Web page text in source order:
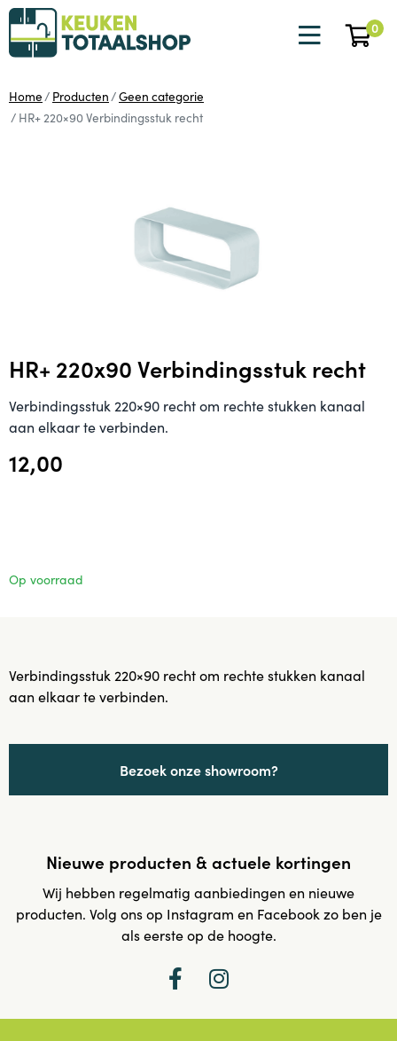
0
Home Producten
Geen categorie
HR+ 220×90 Verbindingsstuk recht
HR+ 220x90 Verbindingsstuk recht
Verbindingsstuk 220×90 recht om rechte stukken kanaal
aan elkaar te verbinden.
12,00
Op voorraad
Verbindingsstuk 220×90 recht om rechte stukken kanaal
aan elkaar te verbinden.
Bezoek onze showroom?
Nieuwe producten & actuele kortingen
Wij hebben regelmatig aanbiedingen en nieuwe
producten. Volg ons op Instagram en Facebook zo ben je
als eerste op de hoogte.